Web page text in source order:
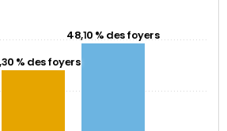
% des foyers
48,10 % des foyers